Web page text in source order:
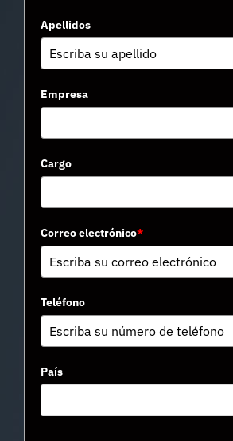
Apellidos
Empresa
Cargo
Correo electrónico*
Teléfono
País